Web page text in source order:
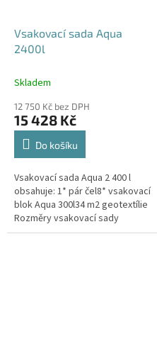
Vsakovací sada Aqua
2400l
Skladem
12 750 Kč bez DPH
15 428 Kč
Do košíku
Vsakovací sada Aqua 2 400 l
obsahuje: 1* pár čel8* vsakovací
blok Aqua 300l34 m2 geotextílie
Rozměry vsakovací sady
960x80x52 cm Nosnost bloků až